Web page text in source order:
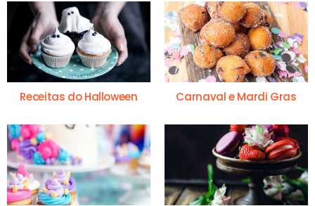
Receitas do Halloween Carnaval e Mardi Gras